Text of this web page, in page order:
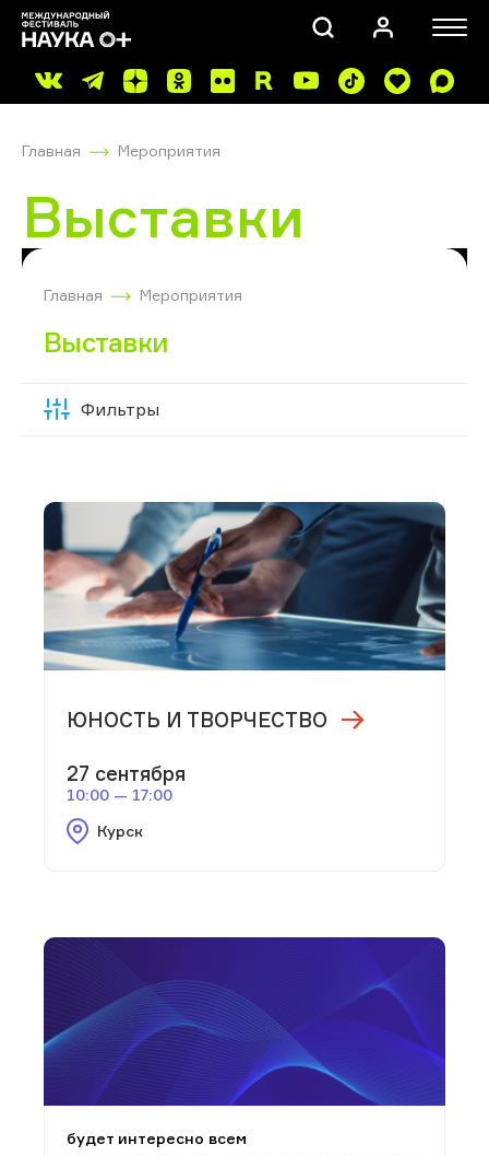
Главная Мероприятия
Выставки
Главная Мероприятия
Выставки
Фильтры
ЮНОСТЬ И ТВОРЧЕСТВО
27 сентября
10:00 — 17:00
Курск
будет интересно всем